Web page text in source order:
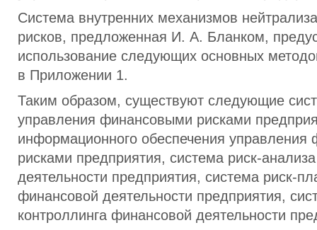
Система внутренних механизмов
рисков, предложенная И. А. Бланком,
использование следующих основных
в Приложении 1.
Таким образом, существуют следующие
управления финансовыми рисками
информационного обеспечения
рисками предприятия, система риск-
деятельности предприятия, система риск-
финансовой деятельности предприятия,
контроллинга финансовой деятельности